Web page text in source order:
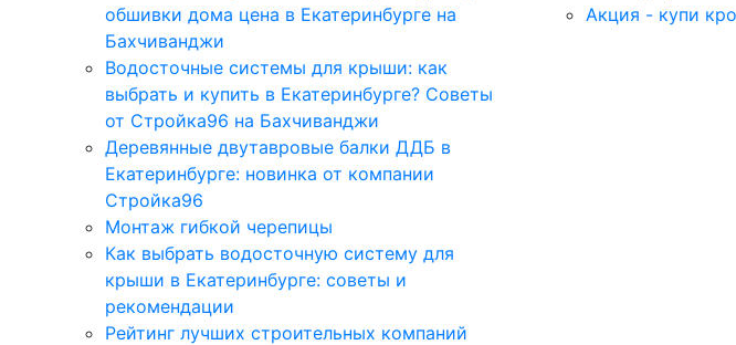
обшивки дома цена в Екатеринбурге на
Бахчиванджи
Водосточные системы для крыши: как
выбрать и купить в Екатеринбурге? Советы
от Стройка96 на Бахчиванджи
Деревянные двутавровые балки ДДБ в
Екатеринбурге: новинка от компании
Стройка96
Монтаж гибкой черепицы
Как выбрать водосточную систему для
крыши в Екатеринбурге: советы и
рекомендации
Рейтинг лучших строительных компаний
Акция - купи